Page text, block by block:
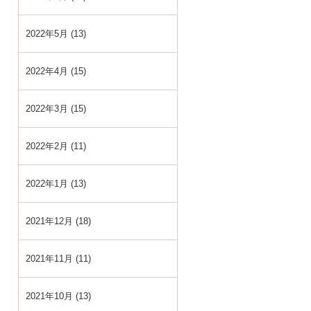
2022年5月 (13)
2022年4月 (15)
2022年3月 (15)
2022年2月 (11)
2022年1月 (13)
2021年12月 (18)
2021年11月 (11)
2021年10月 (13)